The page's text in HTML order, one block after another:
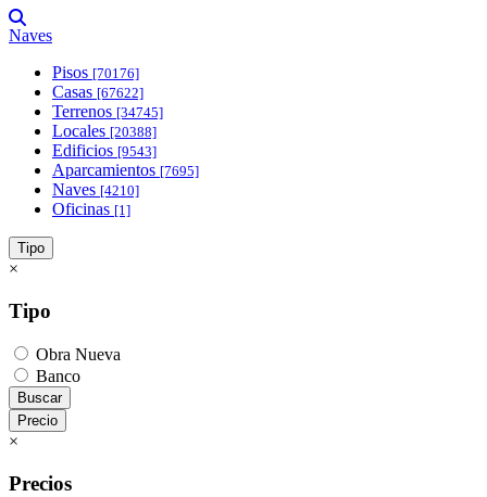
Naves
Pisos [70176]
Casas [67622]
Terrenos [34745]
Locales [20388]
Edificios [9543]
Aparcamientos [7695]
Naves [4210]
Oficinas [1]
Tipo
×
Tipo
Obra Nueva
Banco
Buscar
Precio
×
Precios